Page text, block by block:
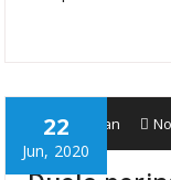
22
Jun, 2020
Babespean